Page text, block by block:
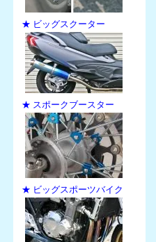
★ ビッグスクーター
★ スポークブースター
★ ビッグスポーツバイク